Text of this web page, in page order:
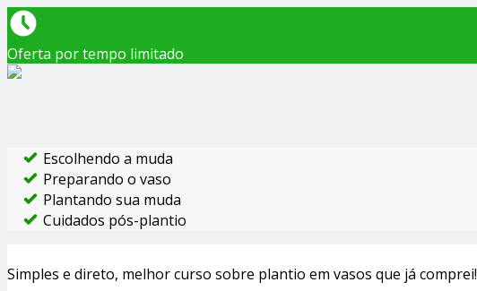
Oferta por tempo limitado
Escolhendo a muda
Preparando o vaso
Plantando sua muda
Cuidados pós-plantio
Simples e direto, melhor curso sobre plantio em vasos que já comprei!